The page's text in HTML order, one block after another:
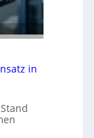
in